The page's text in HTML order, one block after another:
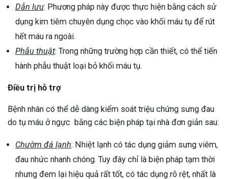
Dẫn lưu: Phương pháp này được thực hiện bằng cách sử
dụng kim tiêm chuyên dụng chọc vào khối máu tụ để rút
hết máu ra ngoài.
Phẫu thuật: Trong những trường hợp cần thiết, có thể tiến
hành phẫu thuật loại bỏ khối máu tụ.
Điều trị hỗ trợ
Bệnh nhân có thể dễ dàng kiểm soát triệu chứng sưng đau
do tụ máu ở ngực bằng các biện pháp tại nhà đơn giản sau:
Chườm đá lạnh: Nhiệt lạnh có tác dụng giảm sưng viêm,
đau nhức nhanh chóng. Tuy đây chỉ là biện pháp tạm thời
nhưng đem lại hiệu quả rất tốt, có tác dụng rõ rệt, nhất là